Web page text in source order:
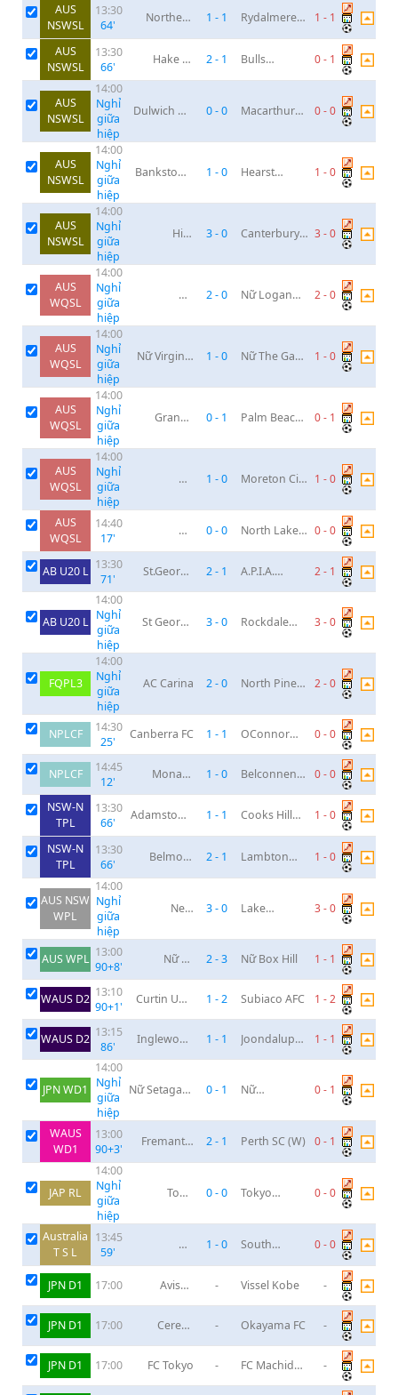
AUS
NSWSL
13:30
64'
Northern
1 - 1
Rydalmere
1 - 1
AUS
NSWSL
13:30
66'
Hake Ya
2- 1
Bulls
0- 1
AUS
NSWSL
14:00
Nghỉ
giữa
hiệp
Dulwich Hill
0-0
Macarthur
0-0
AUS
NSWSL
14:00
Nghỉ
giữa
hiệp
Bankstown
1 -0
Hearst
1 -0
AUS
NSWSL
14:00
Nghỉ
giữa
hiệp
Hills
3-0
Canterbury
FC
3-0
AUS
WQSL
14:00
Nghỉ
giữa
hiệp
Nữ
Power
2-0
Nữ Logan
2-0
AUS
WQSL
14:00
Nghỉ
giữa
hiệp
Nữ Virginia
1 -0
Nữ The Gap
1 -0
AUS
WQSL
14:00
Nghỉ
giữa
hiệp
Grange
0- 1
Palm Beach
0- 1
AUS
WQSL
14:00
Nghỉ
giữa
hiệp
Nữ
FC
1 -0
Moreton City 1 -0
AUS
WQSL
14:40
17'
Nữ
0-0
North Lakes
0-0
AB U20 L 13:30
71'
St.George
2- 1
A.P.I.A.
2- 1
AB U20 L
14:00
Nghỉ
giữa
hiệp
St George
3-0
Rockdale
U20
3-0
FQPL3
14:00
Nghỉ
giữa
hiệp
AC Carina 2-0
North Pine
2-0
NPLCF
14:30
25'
Canberra FC 1 - 1
OConnor
0-0
NPLCF
14:45
12'
Monaro
1 -0
Belconnen
0-0
NSW-N
TPL
13:30
66'
Adamstown
1 - 1
Cooks Hill
1 -0
NSW-N
TPL
13:30
66'
Belmont
2- 1
Lambton
1 -0
AUS NSW
WPL
14:00
Nghỉ
giữa
hiệp
New
(W)
3-0
Lake
(W)
3-0
AUS WPL 13:00
90+8'
Nữ FC
2-3 Nữ Box Hill 1 - 1
WAUS D2 13:10
90+1'
Curtin Univ
1 -2 Subiaco AFC 1 -2
WAUS D2 13:15
86'
Inglewood
1 - 1
Joondalup
1 - 1
JPN WD1
14:00
Nghỉ
giữa
hiệp
Nữ Setagaya
0- 1
Nữ
FC Seagulls
0- 1
WAUS
WD1
13:00
90+3'
Fremantle
2- 1 Perth SC (W) 0- 1
JAP RL
14:00
Nghỉ
giữa
hiệp
Toho
0-0
Tokyo
0-0
Australia
T S L
13:45
59'
Nữ
1 -0
South
0-0
JPN D1 17:00
Avispa
- Vissel Kobe -
JPN D1 17:00
Cerezo
- Okayama FC -
JPN D1 17:00 FC Tokyo -
FC Machida
-